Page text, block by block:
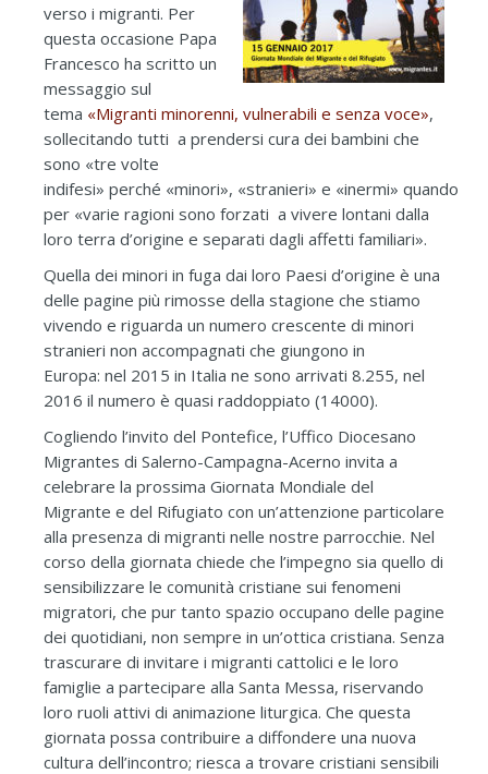
verso i migranti. Per
questa occasione Papa
Francesco ha scritto un
messaggio sul
tema «Migranti minorenni, vulnerabili e senza voce»,
sollecitando tutti a prendersi cura dei bambini che
sono «tre volte
indifesi» perché «minori», «stranieri» e «inermi» quando
per «varie ragioni sono forzati a vivere lontani dalla
loro terra d’origine e separati dagli affetti familiari».
Quella dei minori in fuga dai loro Paesi d’origine è una
delle pagine più rimosse della stagione che stiamo
vivendo e riguarda un numero crescente di minori
stranieri non accompagnati che giungono in
Europa: nel 2015 in Italia ne sono arrivati 8.255, nel
2016 il numero è quasi raddoppiato (14000).
Cogliendo l’invito del Pontefice, l’Uffico Diocesano
Migrantes di Salerno-Campagna-Acerno invita a
celebrare la prossima Giornata Mondiale del
Migrante e del Rifugiato con un’attenzione particolare
alla presenza di migranti nelle nostre parrocchie. Nel
corso della giornata chiede che l’impegno sia quello di
sensibilizzare le comunità cristiane sui fenomeni
migratori, che pur tanto spazio occupano delle pagine
dei quotidiani, non sempre in un’ottica cristiana. Senza
trascurare di invitare i migranti cattolici e le loro
famiglie a partecipare alla Santa Messa, riservando
loro ruoli attivi di animazione liturgica. Che questa
giornata possa contribuire a diffondere una nuova
cultura dell’incontro; riesca a trovare cristiani sensibili